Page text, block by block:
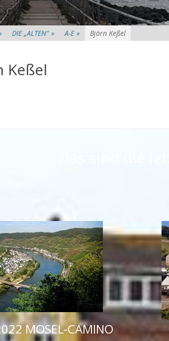
DIE „ALTEN“ » A-E » Björn Keßel
Keßel
MOSEL-CAMINO